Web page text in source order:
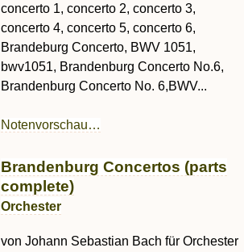
concerto 1, concerto 2, concerto 3,
concerto 4, concerto 5, concerto 6,
Brandeburg Concerto, BWV 1051,
bwv1051, Brandenburg Concerto No.6,
Brandenburg Concerto No. 6,BWV...
Notenvorschau…
Brandenburg Concertos (parts
complete)
Orchester
von Johann Sebastian Bach für Orchester